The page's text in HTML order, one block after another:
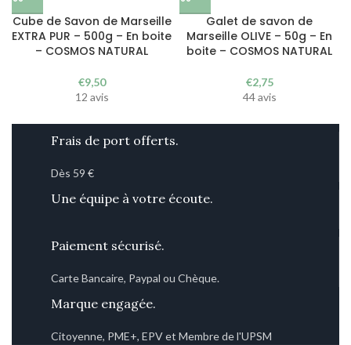
Cube de Savon de Marseille
EXTRA PUR – 500g – En boite
– COSMOS NATURAL
€9,50
12 avis
Galet de savon de
Marseille OLIVE – 50g – En
boite – COSMOS NATURAL
€2,75
44 avis
Frais de port offerts.
Dès 59 €
Une équipe à votre écoute.
Paiement sécurisé.
Carte Bancaire, Paypal ou Chèque.
Marque engagée.
Citoyenne, PME+, EPV et Membre de l'UPSM